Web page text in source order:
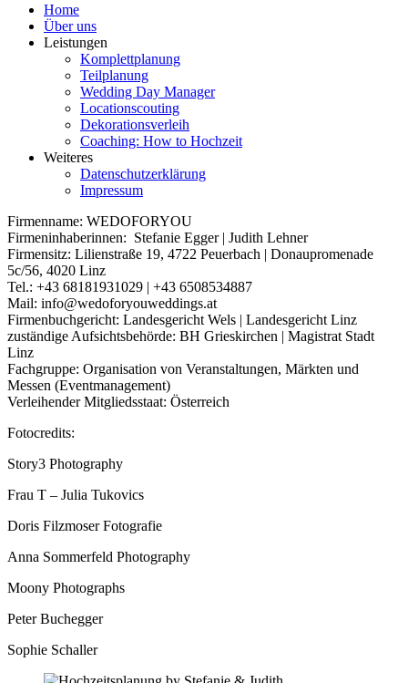
Home
Über uns
Leistungen
Komplettplanung
Teilplanung
Wedding Day Manager
Locationscouting
Dekorationsverleih
Coaching: How to Hochzeit
Weiteres
Datenschutzerklärung
Impressum
Firmenname: WEDOFORYOU
Firmeninhaberinnen: Stefanie Egger | Judith Lehner
Firmensitz: Lilienstraße 19, 4722 Peuerbach | Donaupromenade
5c/56, 4020 Linz
Tel.: +43 68181931029 | +43 6508534887
Mail: info@wedoforyouweddings.at
Firmenbuchgericht: Landesgericht Wels | Landesgericht Linz
zuständige Aufsichtsbehörde: BH Grieskirchen | Magistrat Stadt
Linz
Fachgruppe: Organisation von Veranstaltungen, Märkten und
Messen (Eventmanagement)
Verleihender Mitgliedsstaat: Österreich
Fotocredits:
Story3 Photography
Frau T – Julia Tukovics
Doris Filzmoser Fotografie
Anna Sommerfeld Photography
Moony Photographs
Peter Buchegger
Sophie Schaller